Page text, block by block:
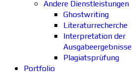
Andere Dienstleistungen
Ghostwriting
Literaturrecherche
Interpretation der
Ausgabeergebnisse
Plagiatsprüfung
Portfolio